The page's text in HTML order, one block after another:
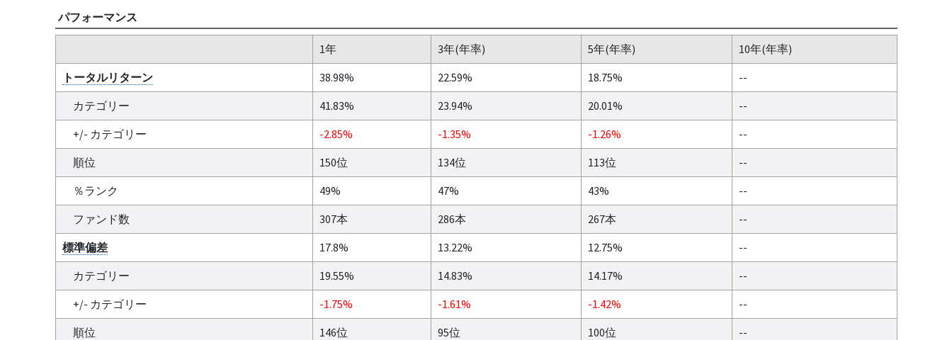
パフォーマンス
1年 3年(年率) 5年(年率)
10年(年率)
トータルリターン
38.98% 22.59% 18.75%
--
カテゴリー
41.83% 23.94% 20.01%
--
+/- カテゴリー
-2.85% -1.35% -1.26%
--
順位
150位 134位 113位
--
％ランク
49% 47% 43%
--
ファンド数
307本 286本 267本
--
標準偏差
17.8% 13.22% 12.75%
--
カテゴリー
19.55% 14.83% 14.17%
--
+/- カテゴリー
-1.75% -1.61% -1.42%
--
順位
146位 95位 100位
--